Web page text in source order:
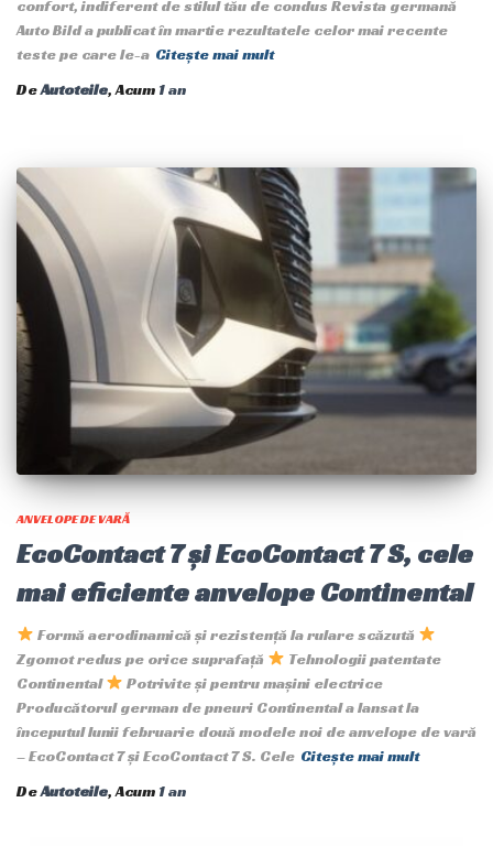
confort, indiferent de stilul tău de condus Revista germană
Auto Bild a publicat în martie rezultatele celor mai recente
teste pe care le-a Citește mai mult
DeAutoteile, Acum 1 an
ANVELOPE DE VARĂ
EcoContact 7 și EcoContact 7 S, cele
mai eficiente anvelope Continental
Formă aerodinamică și rezistență la rulare scăzută
Zgomot redus pe orice suprafață
Tehnologii patentate
Continental
Potrivite și pentru mașini electrice
Producătorul german de pneuri Continental a lansat la
începutul lunii februarie două modele noi de anvelope de vară
– EcoContact 7 și EcoContact 7 S. Cele Citește mai mult
DeAutoteile, Acum 1 an